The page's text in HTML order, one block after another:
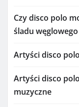
Czy disco polo
śladu węglowego
Artyści disco
Artyści disco
muzyczne